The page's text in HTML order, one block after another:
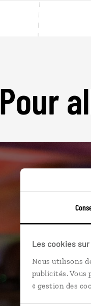
Les cookies
Nous utilisons
publicités. Vous
« gestion des
Pour